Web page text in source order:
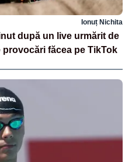
Ionuț Nichita
după un live urmărit de
provocări făcea pe TikTok